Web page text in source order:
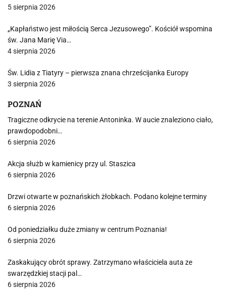
5 sierpnia 2026
„Kapłaństwo jest miłością Serca Jezusowego”. Kościół wspomina
św. Jana Marię Via…
4 sierpnia 2026
Św. Lidia z Tiatyry – pierwsza znana chrześcijanka Europy
3 sierpnia 2026
POZNAŃ
Tragiczne odkrycie na terenie Antoninka. W aucie znaleziono ciało,
prawdopodobni…
6 sierpnia 2026
Akcja służb w kamienicy przy ul. Staszica
6 sierpnia 2026
Drzwi otwarte w poznańskich żłobkach. Podano kolejne terminy
6 sierpnia 2026
Od poniedziałku duże zmiany w centrum Poznania!
6 sierpnia 2026
Zaskakujący obrót sprawy. Zatrzymano właściciela auta ze
swarzędzkiej stacji pal…
6 sierpnia 2026